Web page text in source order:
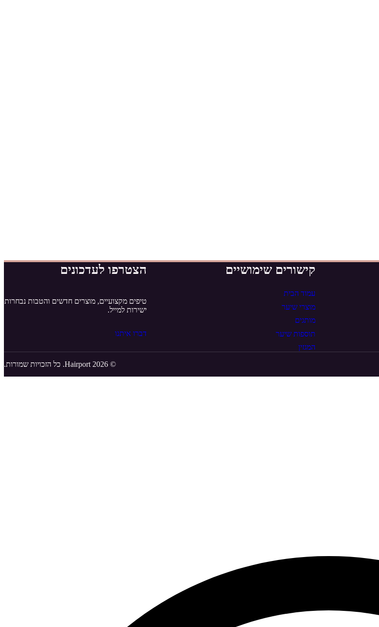
קישורים שימושיים
עמוד הבית
מוצרי שיער
מותגים
תוספות שיער
המגזין
הצטרפו לעדכונים
טיפים מקצועיים, מוצרים חדשים והטבות נבחרות
ישירות למייל.
דברו איתנו
© 2026 Hairport. כל הזכויות שמורות.